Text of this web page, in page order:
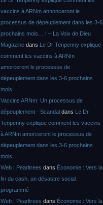
vaccins à ARNm annonceront le
processus de dépeuplement dans les 3-6
prochains mois… ! – La Voix de Dieu
Magazine dans Le Dr Tenpenny explique
comment les vaccins à ARNm
amorceront le processus de
dépeuplement dans les 3-6 prochains
mois
Vaccins ARNm: Un processus de
dépeuplement - Scandal dans Le Dr
Tenpenny explique comment les vaccins
à ARNm amorceront le processus de
dépeuplement dans les 3-6 prochains
mois
Web | Pearltrees dans Économie : Vers la
fin du cash, un désastre social
programmé
Web | Pearltrees dans Économie : Vers la